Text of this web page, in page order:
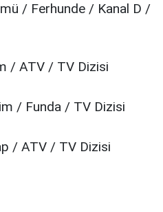
/ Ferhunde / Kanal D /
/ ATV / TV Dizisi
/ Funda / TV Dizisi
/ ATV / TV Dizisi